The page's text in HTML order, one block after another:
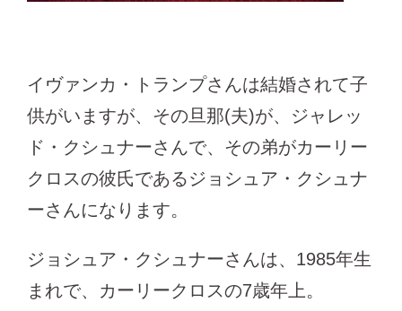
イヴァンカ・トランプさんは結婚されて子
供がいますが、その旦那(夫)が、ジャレッ
ド・クシュナーさんで、その弟がカーリー
クロスの彼氏であるジョシュア・クシュナ
ーさんになります。
ジョシュア・クシュナーさんは、1985年生
まれで、カーリークロスの7歳年上。